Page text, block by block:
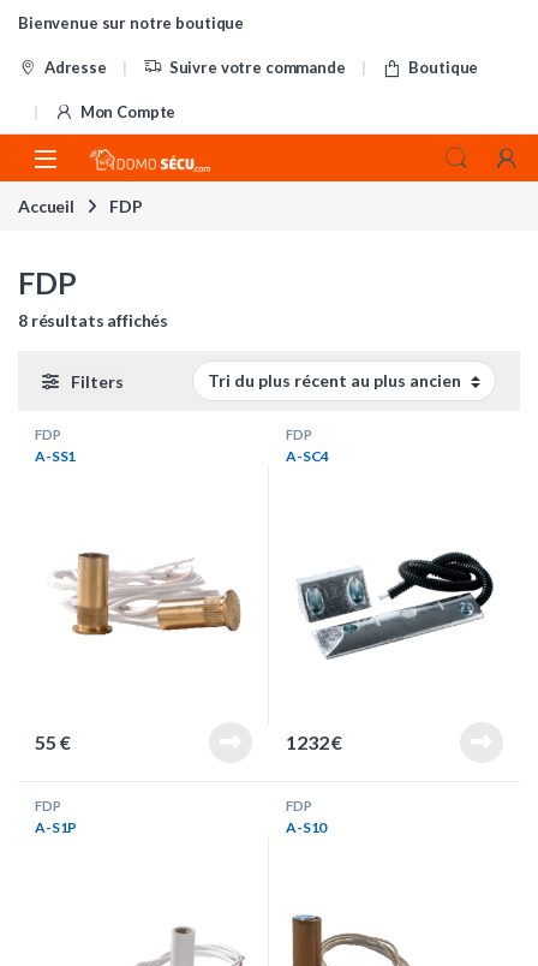
Skip to navigation
Skip to content
Bienvenue sur notre boutique
Adresse Suivre votre commande Boutique
Mon Compte
Accueil FDP
FDP
8 résultats affichés
Filters
FDP
A-SS1
55 €
FDP
A-SC4
1232€
FDP
A-S1P
FDP
A-S10